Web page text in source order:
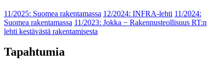
11/2025: Suomea rakentamassa 12/2024: INFRA-lehti 11/2024:
Suomea rakentamassa 11/2023: Jokka − Rakennusteollisuus RT:n
lehti kestävästä rakentamisesta
Tapahtumia